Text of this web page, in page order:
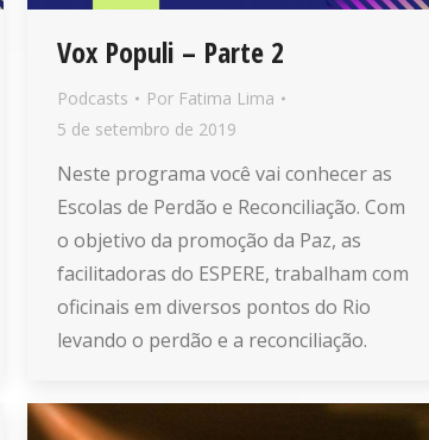
Vox Populi – Parte 2
Podcasts Por Fatima Lima
5 de setembro de 2019
Neste programa você vai conhecer as
Escolas de Perdão e Reconciliação. Com
o objetivo da promoção da Paz, as
facilitadoras do ESPERE, trabalham com
oficinais em diversos pontos do Rio
levando o perdão e a reconciliação.